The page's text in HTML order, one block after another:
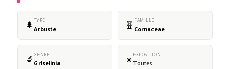
🌲 TYPE
Arbuste 🧬 FAMILLE
Cornaceae
🔬 GENRE
Griselinia ☀️EXPOSITION
Toutes